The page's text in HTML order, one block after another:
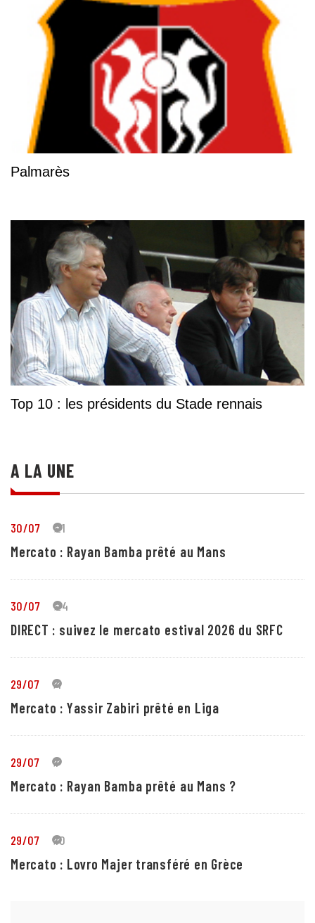
Palmarès
Top 10 : les présidents du Stade rennais
A LA UNE
30/07 21
Mercato : Rayan Bamba prêté au Mans
30/07 24
DIRECT : suivez le mercato estival 2026 du SRFC
29/07 4
Mercato : Yassir Zabiri prêté en Liga
29/07 1
Mercato : Rayan Bamba prêté au Mans ?
29/07 10
Mercato : Lovro Majer transféré en Grèce